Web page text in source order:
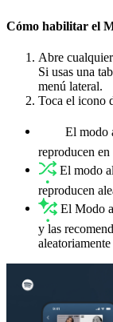
Cómo habilitar el
Abre
Si usas una
menú lateral.
Toca el icono
El modo
reproducen en
El modo
reproducen
El Modo
y las
aleatoriamente